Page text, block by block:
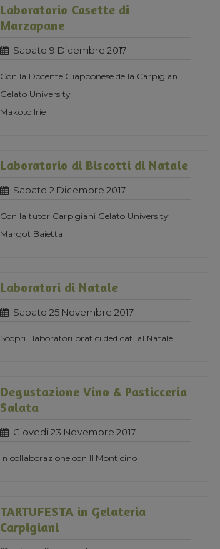
Laboratorio Casette di
Marzapane
Sabato 9 Dicembre 2017
Con la Docente Giapponese della Carpigiani
Gelato University
Makoto Irie
Laboratorio di Biscotti di Natale
Sabato 2 Dicembre 2017
Con la tutor Carpigiani Gelato University
Margot Baietta
Laboratori di Natale
Sabato 25 Novembre 2017
Scopri i laboratori pratici dedicati al Natale
Degustazione Vino & Pasticceria
Salata
Giovedi 23 Novembre 2017
in collaborazione con Il Monticino
TARTUFESTA in Gelateria
Carpigiani